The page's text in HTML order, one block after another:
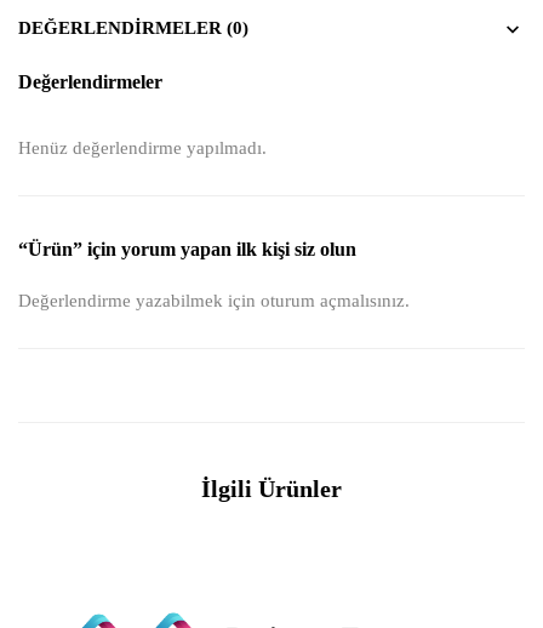
DEĞERLENDIRMELER (0)
Değerlendirmeler
Henüz değerlendirme yapılmadı.
“Ürün” için yorum yapan ilk kişi siz olun
Değerlendirme yazabilmek için oturum açmalısınız.
İlgili Ürünler